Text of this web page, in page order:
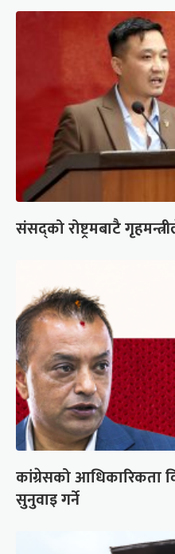
संसद्को रोष्ट्रमबाटै
कांग्रेसको आधिकारिकता
सुनुवाइ गर्ने